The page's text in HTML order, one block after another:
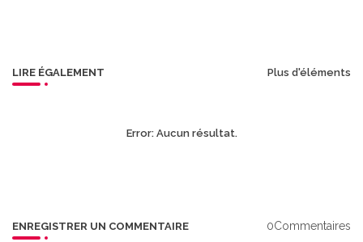
LIRE ÉGALEMENT Plus d'éléments
Error:Aucun résultat.
ENREGISTRER UN COMMENTAIRE 0Commentaires